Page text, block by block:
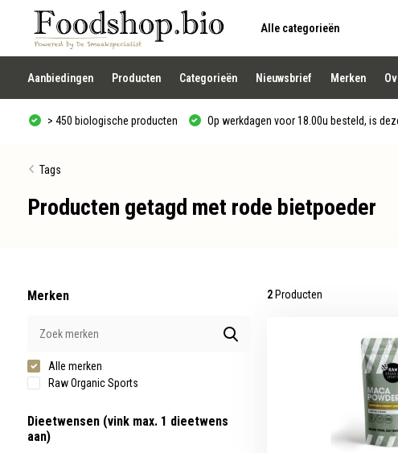
Alle categorieën
Gebruik
de
pijltjes
op
en
neer
een
te
selecteren.
op
Enter
te
gaan.
met
werkt,
kunt
u
en
swipetekens
gebruiken.
Aanbiedingen Producten Categorieën Nieuwsbrief Merken
> 450 biologische producten Op werkdagen voor 18.00u besteld, is
Tags
Producten getagd met rode bietpoeder
Merken
Alle merken
Raw Organic Sports
Dieetwensen (vink max. 1 dieetwens
aan)
2Producten